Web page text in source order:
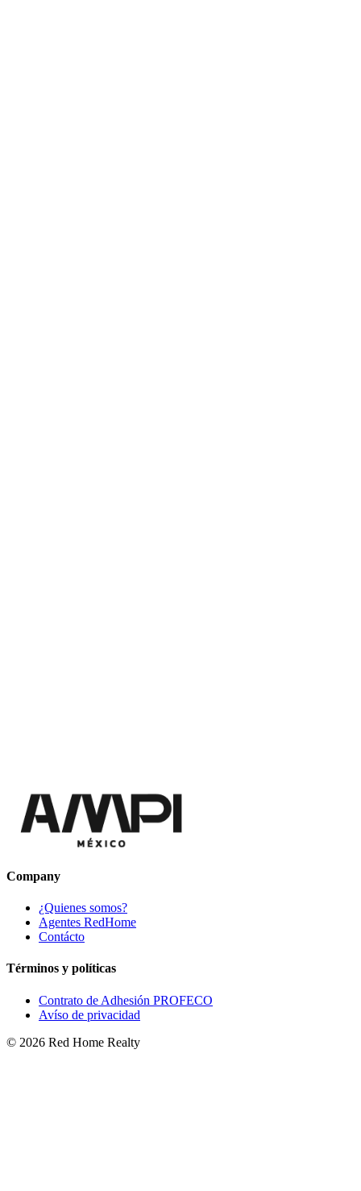
Company
¿Quienes somos?
Agentes RedHome
Contácto
Términos y políticas
Contrato de Adhesión PROFECO
Avíso de privacidad
© 2026 Red Home Realty